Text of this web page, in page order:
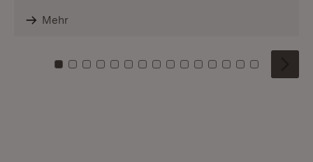
Mehr
Zu Kachel: 0
Zu Kachel: 1
Zu Kachel: 2
Zu Kachel: 3
Zu Kachel: 4
Zu Kachel: 5
Zu Kachel: 6
Zu Kachel: 7
Zu Kachel: 8
Zu Kachel: 9
Zu Kachel: 10
Zu Kachel: 11
Zu Kachel: 12
Zu Kachel:
Zu